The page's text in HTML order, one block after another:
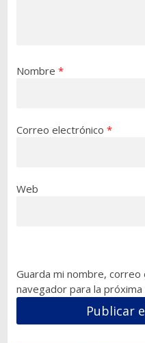
Nombre *
Correo electrónico *
Web
Guarda mi nombre,
navegador para la